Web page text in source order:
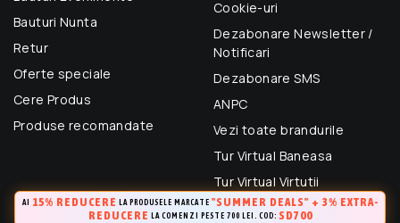
Bauturi Nunta
Retur
Oferte speciale
Cere Produs
Produse recomandate
Cookie-uri
Dezabonare Newsletter /
Notificari
Dezabonare SMS
ANPC
Vezi toate brandurile
Tur Virtual Baneasa
Tur Virtual Virtutii
AI 15% REDUCERE LA PRODUSELE MARCATE "SUMMER DEALS" + 3% EXTRA-
REDUCERE LA COMENZI PESTE 700 LEI. COD: SD700